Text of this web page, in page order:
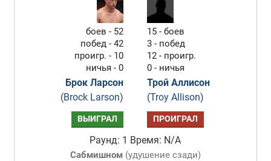
боев - 52
побед - 42
проигр. - 10
ничья - 0
Брок Ларсон
(Brock Larson)
15 - боев
3 - побед
12 - проигр.
0 - ничья
Трой Аллисон
(Troy Allison)
ВЫИГРАЛ ПРОИГРАЛ
Раунд: 1 Время: N/A
Сабмишном(удушение сзади)